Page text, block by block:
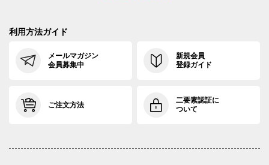
利用方法ガイド
メールマガジン
会員募集中
新規会員
登録ガイド
ご注文方法
二要素認証に
ついて